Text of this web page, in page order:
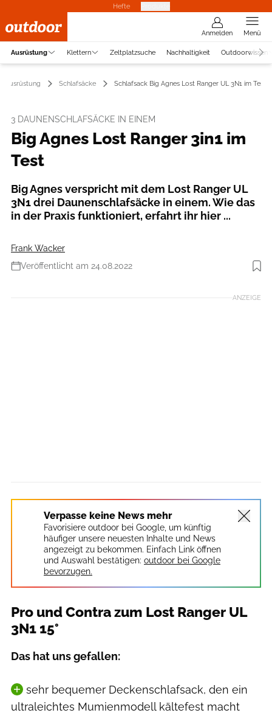
Hefte
Anmelden Menü
Ausrüstung Klettern Zeltplatzsuche Nachhaltigkeit Outdoorwissen
Ausrüstung Schlafsäcke Schlafsack Big Agnes Lost Ranger UL 3N1 im Test
3 DAUNENSCHLAFSÄCKE IN EINEM
Big Agnes Lost Ranger 3in1 im
Test
Big Agnes verspricht mit dem Lost Ranger UL
3N1 drei Daunenschlafsäcke in einem. Wie das
in der Praxis funktioniert, erfahrt ihr hier ...
Frank Wacker
Veröffentlicht am 24.08.2022
Foto: Big Agnes
ANZEIGE
Verpasse keine News mehr
Favorisiere outdoor bei Google, um künftig
häufiger unsere neuesten Inhalte und News
angezeigt zu bekommen. Einfach Link öffnen
und Auswahl bestätigen: outdoor bei Google
bevorzugen.
Pro und Contra zum Lost Ranger UL
3N1 15°
Das hat uns gefallen:
sehr bequemer Deckenschlafsack, den ein
ultraleichtes Mumienmodell kältefest macht